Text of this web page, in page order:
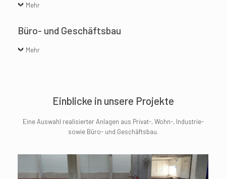
Mehr
Büro- und Geschäftsbau
Mehr
Einblicke in unsere Projekte
Eine Auswahl realisierter Anlagen aus Privat-, Wohn-, Industrie-
sowie Büro- und Geschäfts­bau.